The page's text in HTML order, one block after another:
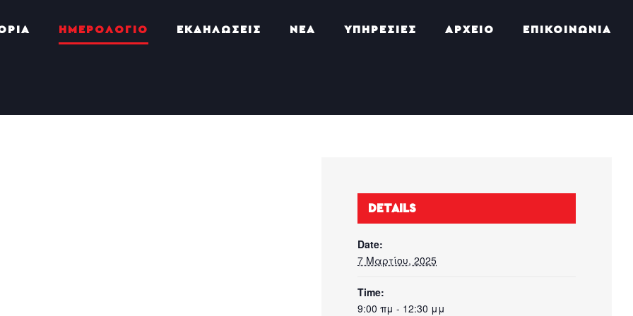
ΗΜΕΡΟΛΟΓΙΟ ΕΚΔΗΛΩΣΕΙΣ ΝΕΑ ΥΠΗΡΕΣΙΕΣ ΑΡΧΕΙΟ ΕΠΙΚΟΙΝΩΝΙΑ
DETAILS
Date:
7 Μαρτίου, 2025
Time:
9:00 πμ - 12:30 μμ